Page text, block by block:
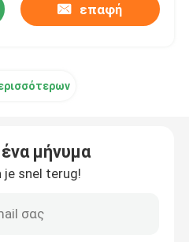
επαφή
μήνυμα
je snel terug!